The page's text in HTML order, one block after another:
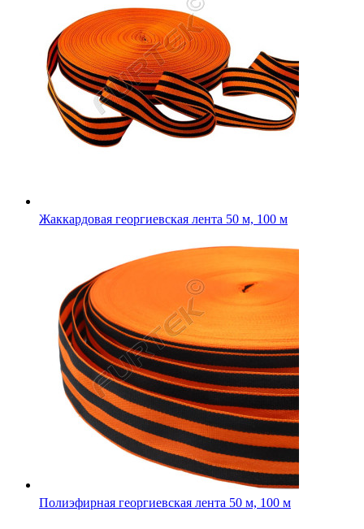
Жаккардовая георгиевская лента 50 м, 100 м
Полиэфирная георгиевская лента 50 м, 100 м